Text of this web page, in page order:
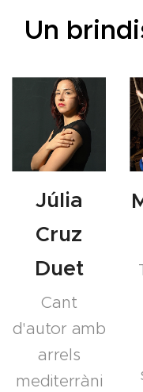
Un
Júlia
Cruz
Duet
Cant
d'autor amb
arrels
mediterràni